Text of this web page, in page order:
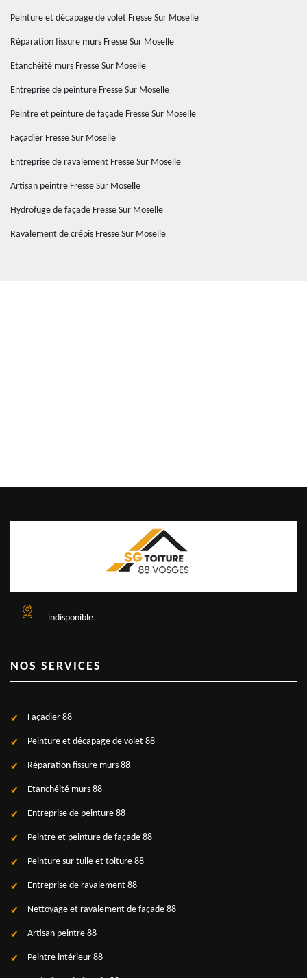
Peinture et décapage de volet Fresse Sur Moselle
Réparation fissure murs Fresse Sur Moselle
Etanchéité murs Fresse Sur Moselle
Entreprise de peinture Fresse Sur Moselle
Peintre et peinture de façade Fresse Sur Moselle
Façadier Fresse Sur Moselle
Entreprise de ravalement Fresse Sur Moselle
Artisan peintre Fresse Sur Moselle
Hydrofuge de façade Fresse Sur Moselle
Ravalement de crépis Fresse Sur Moselle
indisponible
NOS SERVICES
Façadier 88
Peinture et décapage de volet 88
Réparation fissure murs 88
Etanchéité murs 88
Entreprise de peinture 88
Peintre et peinture de façade 88
Peinture sur tuile et toiture 88
Entreprise de ravalement 88
Nettoyage et ravalement de façade 88
Artisan peintre 88
Peintre intérieur 88